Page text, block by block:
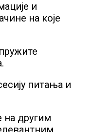
и
на које
питања и
на другим